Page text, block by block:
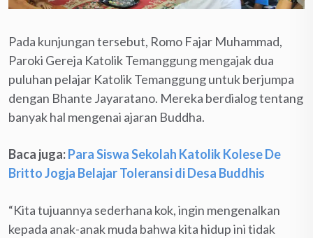
Pada kunjungan tersebut, Romo Fajar Muhammad,
Paroki Gereja Katolik Temanggung mengajak dua
puluhan pelajar Katolik Temanggung untuk berjumpa
dengan Bhante Jayaratano. Mereka berdialog tentang
banyak hal mengenai ajaran Buddha.
Baca juga:Para Siswa Sekolah Katolik Kolese De
Britto Jogja Belajar Toleransi di Desa Buddhis
“Kita tujuannya sederhana kok, ingin mengenalkan
kepada anak-anak muda bahwa kita hidup ini tidak